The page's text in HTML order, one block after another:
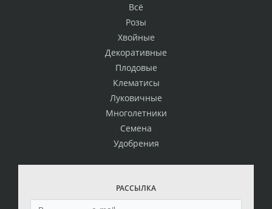
Всё
Розы
Хвойные
Декоративные
Плодовые
Клематисы
Луковичные
Многолетники
Семена
Удобрения
РАССЫЛКА